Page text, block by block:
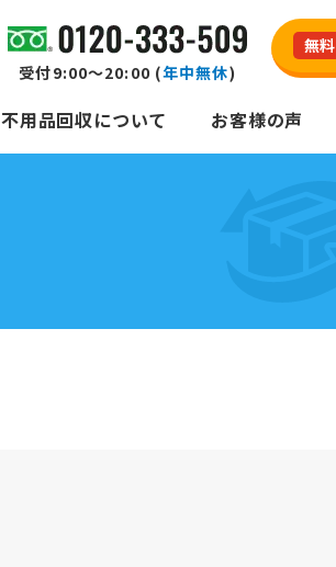
受付9:00～20:00 (年中無休)
無料
不用品回収について お客様の声